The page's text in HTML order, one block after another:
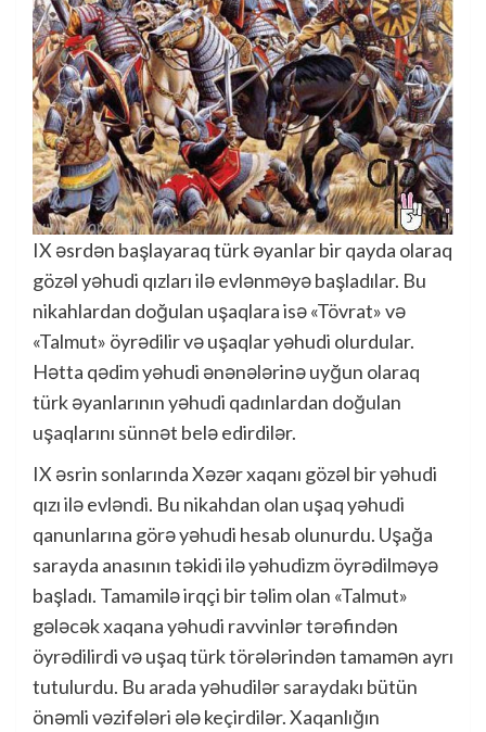
IX əsrdən başlayaraq türk əyanlar bir qayda olaraq
gözəl yəhudi qızları ilə evlənməyə başladılar. Bu
nikahlardan doğulan uşaqlara isə «Tövrat» və
«Talmut» öyrədilir və uşaqlar yəhudi olurdular.
Hətta qədim yəhudi ənənələrinə uyğun olaraq
türk əyanlarının yəhudi qadınlardan doğulan
uşaqlarını sünnət belə edirdilər.
IX əsrin sonlarında Xəzər xaqanı gözəl bir yəhudi
qızı ilə evləndi. Bu nikahdan olan uşaq yəhudi
qanunlarına görə yəhudi hesab olunurdu. Uşağa
sarayda anasının təkidi ilə yəhudizm öyrədilməyə
başladı. Tamamilə irqçi bir təlim olan «Talmut»
gələcək xaqana yəhudi ravvinlər tərəfindən
öyrədilirdi və uşaq türk törələrindən tamamən ayrı
tutulurdu. Bu arada yəhudilər saraydakı bütün
önəmli vəzifələri ələ keçirdilər. Xaqanlığın